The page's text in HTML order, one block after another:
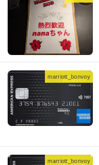
marriott_bonvoy
marriott_bonvoy